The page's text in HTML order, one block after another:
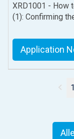
XRD1001 - How
(1): Confirming
Application
1